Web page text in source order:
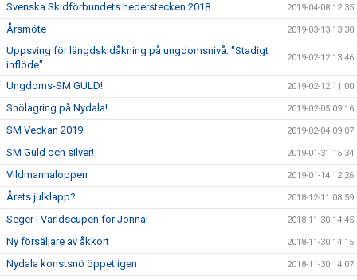
Svenska Skidförbundets hederstecken 2018 2019-04-08 12:35
Årsmöte 2019-03-13 13:30
Uppsving för längdskidåkning på ungdomsnivå: "Stadigt
inflöde"
2019-02-12 13:46
Ungdoms-SM GULD! 2019-02-12 11:00
Snölagring på Nydala! 2019-02-05 09:16
SM Veckan 2019 2019-02-04 09:07
SM Guld och silver! 2019-01-31 15:34
Vildmannaloppen 2019-01-14 12:26
Årets julklapp? 2018-12-11 08:59
Seger i Världscupen för Jonna! 2018-11-30 14:45
Ny försäljare av åkkort 2018-11-30 14:15
Nydala konstsnö öppet igen 2018-11-30 14:07